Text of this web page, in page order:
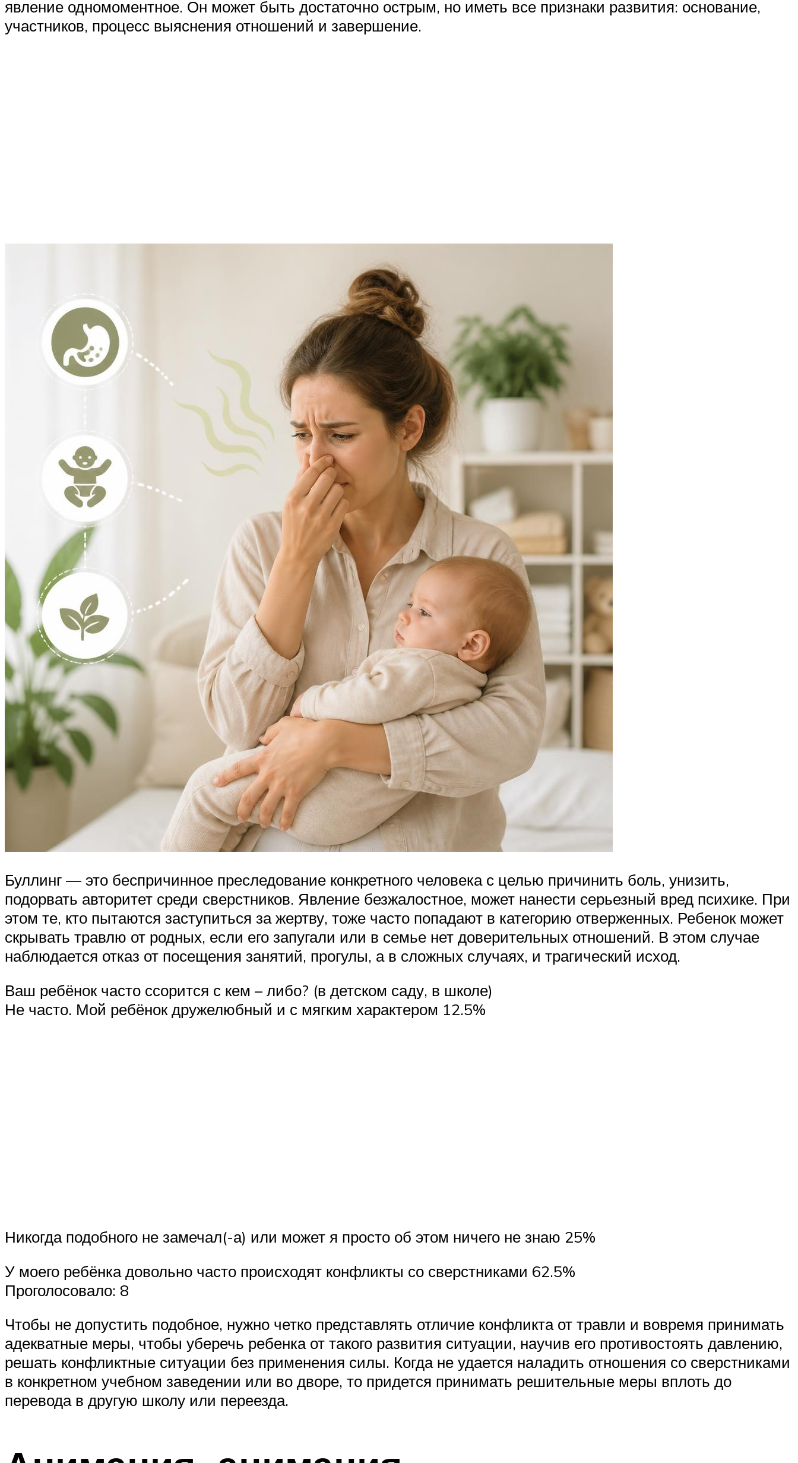
явление одномоментное. Он может быть достаточно острым, но иметь все признаки развития: основание,
участников, процесс выяснения отношений и завершение.
Буллинг — это беспричинное преследование конкретного человека с целью причинить боль, унизить,
подорвать авторитет среди сверстников. Явление безжалостное, может нанести серьезный вред психике. При
этом те, кто пытаются заступиться за жертву, тоже часто попадают в категорию отверженных. Ребенок может
скрывать травлю от родных, если его запугали или в семье нет доверительных отношений. В этом случае
наблюдается отказ от посещения занятий, прогулы, а в сложных случаях, и трагический исход.
Ваш ребёнок часто ссорится с кем – либо? (в детском саду, в школе)
Не часто. Мой ребёнок дружелюбный и с мягким характером 12.5%
Никогда подобного не замечал(-а) или может я просто об этом ничего не знаю 25%
У моего ребёнка довольно часто происходят конфликты со сверстниками 62.5%
Проголосовало: 8
Чтобы не допустить подобное, нужно четко представлять отличие конфликта от травли и вовремя принимать
адекватные меры, чтобы уберечь ребенка от такого развития ситуации, научив его противостоять давлению,
решать конфликтные ситуации без применения силы. Когда не удается наладить отношения со сверстниками
в конкретном учебном заведении или во дворе, то придется принимать решительные меры вплоть до
перевода в другую школу или переезда.